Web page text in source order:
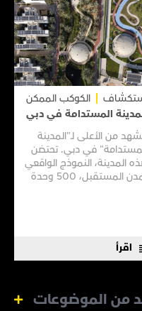
الكوكب الممكن
المستدامة في دبي
من الأعلى لـ"المدينة
في دبي. تحتضن
المدينة، النموذج الواقعي
لمدن المستقبل، 500 وحدة
اقرأ
من الموضوعات